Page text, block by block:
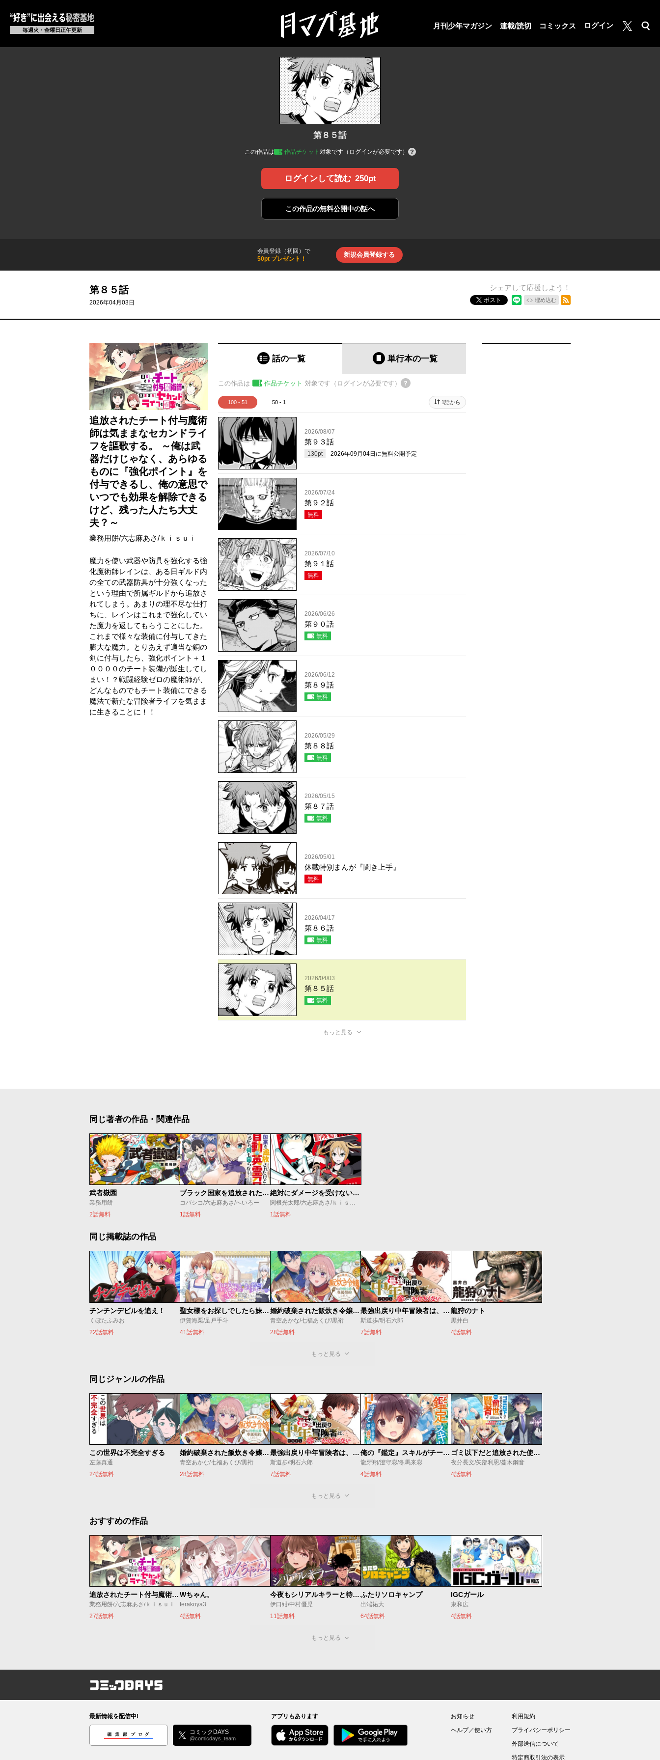
毎週火・金曜日正午更新
月刊少年マガジン 連載/読切 コミックス ログイン
月マガ基地
検索
第８５話
この作品は 作品チケット 対象です（ログインが必要です）
ログインして読む 250pt
この作品の無料公開中の話へ
会員登録（初回）で
50pt プレゼント！
新規会員登録する
第８５話
2026年04月03日
シェアして応援しよう！
ポスト 埋め込む
追放されたチート付与魔術
師は気ままなセカンドライ
フを謳歌する。 ～俺は武
器だけじゃなく、あらゆる
ものに『強化ポイント』を
付与できるし、俺の意思で
いつでも効果を解除できる
けど、残った人たち大丈
夫？～
業務用餅/六志麻あさ/ ｋｉｓｕｉ
魔力を使い武器や防具を強化する強
化魔術師レインは、ある日ギルド内
の全ての武器防具が十分強くなった
という理由で所属ギルドから追放さ
れてしまう。あまりの理不尽な仕打
ちに、レインはこれまで強化してい
た魔力を返してもらうことにした。
これまで様々な装備に付与してきた
膨大な魔力。とりあえず適当な銅の
剣に付与したら、強化ポイント＋１
００００のチート装備が誕生してし
まい！？戦闘経験ゼロの魔術師が、
どんなものでもチート装備にできる
魔法で新たな冒険者ライフを気まま
に生きることに！！
話の一覧 単行本の一覧
この作品は 作品チケット 対象です（ログインが必要です）
100 - 51 50 - 1 1話から
2026/08/07
第９３話
130pt 2026年09月04日 に無料公開予定
2026/07/24
第９２話
無料
2026/07/10
第９１話
無料
2026/06/26
第９０話
無料
2026/06/12
第８９話
無料
2026/05/29
第８８話
無料
2026/05/15
第８７話
無料
2026/05/01
休載特別まんが『聞き上手』
無料
2026/04/17
第８６話
無料
2026/04/03
第８５話
無料
もっと見る
同じ著者の作品・関連作品
武者嶽園
業務用餅
2話無料
ブラック国家を追放されたけど【全自動・英霊召喚】があるから何も困らない。
コバシコ/六志麻あさ/へいろー
1話無料
絶対にダメージを受けないスキルをもらったので、冒険者として無双してみる
関根光太郎/六志麻あさ/ｋｉｓｕｉ
1話無料
同じ掲載誌の作品
チンチンデビルを追え！
くぼたふみお
22話無料
聖女様をお探しでしたら妹で間違いありません。さあどうぞお連れください、今すぐ。
伊賀海栗/足戸手斗
41話無料
婚約破棄された飯炊き令嬢の私は冷酷公爵と専属契約しました～ですが胃袋を掴んだ結果、冷たかった公爵様がどんどん優しくなっています～
青空あかな/七福あくび/黒裄
28話無料
最強出戻り中年冒険者は、今さら命なんてかけたくない
斯道歩/明石六郎
7話無料
龍狩のナト
黒井白
4話無料
もっと見る
同じジャンルの作品
この世界は不完全すぎる
左藤真通
24話無料
婚約破棄された飯炊き令嬢の私は冷酷公爵と専属契約しました～ですが胃袋を掴んだ結果、冷たかった公爵様がどんどん優しくなっています～
青空あかな/七福あくび/黒裄
28話無料
最強出戻り中年冒険者は、今さら命なんてかけたくない
斯道歩/明石六郎
7話無料
俺の『鑑定』スキルがチートすぎて
龍牙翔/澄守彩/冬馬来彩
4話無料
ゴミ以下だと追放された使用人、実は前世賢者です ～史上最強の賢者、世界最高峰の学園に通う～
夜分長文/矢部利恩/蔓木鋼音
4話無料
もっと見る
おすすめの作品
追放されたチート付与魔術師は気ままなセカンドライフを謳歌する。 ～俺は武器だけじゃなく、あらゆるものに『強化ポイント』を付与できるし、俺の意思でいつでも効果を解除できるけど、残った人たち大丈夫？～
業務用餅/六志麻あさ/ｋｉｓｕｉ
27話無料
Wちゃん。
terakoya3
4話無料
今夜もシリアルキラーと待ち合わせ
伊口紺/中村優児
11話無料
ふたりソロキャンプ
出端祐大
64話無料
IGCガール
東和広
4話無料
もっと見る
コミックDAYS
最新情報を配信中!
編集部ブログ コミックDAYS
@comicdays_team
アプリもあります
お知らせ
ヘルプ／使い方
利用規約
プライバシーポリシー
外部送信について
特定商取引法の表示